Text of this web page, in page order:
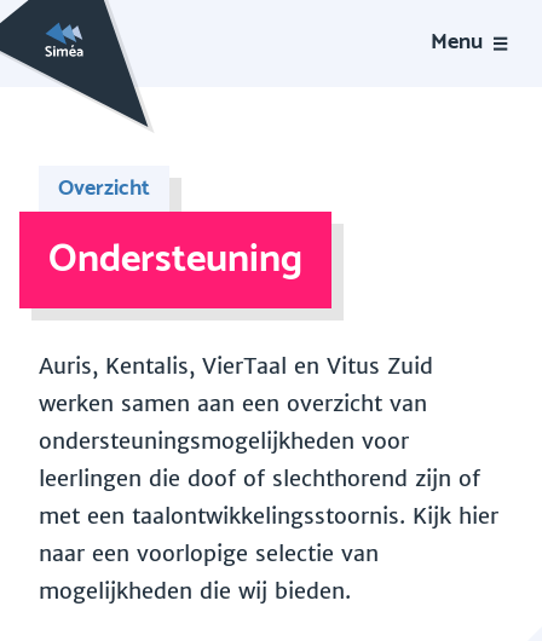
Menu
Overzicht
Ondersteuning
Auris, Kentalis, VierTaal en Vitus Zuid
werken samen aan een overzicht van
ondersteuningsmogelijkheden voor
leerlingen die doof of slechthorend zijn of
met een taalontwikkelingsstoornis. Kijk hier
naar een voorlopige selectie van
mogelijkheden die wij bieden.